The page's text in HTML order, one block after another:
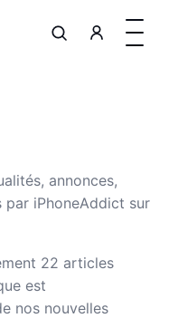
annonces,
par iPhoneAddict sur
22 articles
est
nos nouvelles